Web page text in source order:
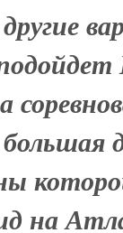
на